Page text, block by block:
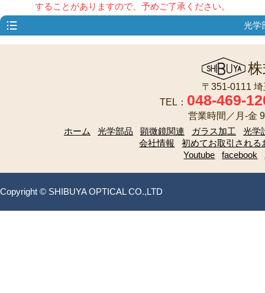
することがありますので、予めご了承ください。
光学
〒351-0111
TEL： 048-469-
営業時間／月-金
ホーム
光学部品 顕微鏡関連 ガラス加工
光学
会社情報
初めてお取引される
Youtube
facebook
Copyright © SHIBUYA OPTICAL CO.,LTD